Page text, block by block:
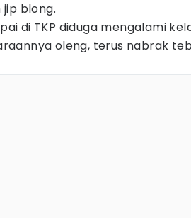
blong.
di TKP diduga mengalami
oleng, terus nabrak